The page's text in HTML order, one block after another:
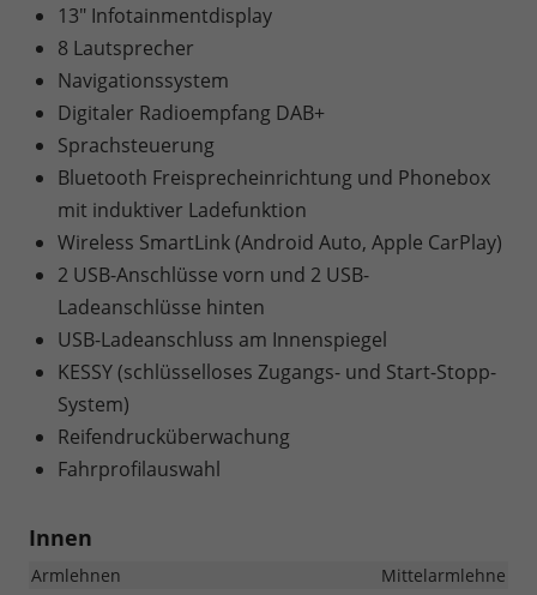
13" Infotainmentdisplay
8 Lautsprecher
Navigationssystem
Digitaler Radioempfang DAB+
Sprachsteuerung
Bluetooth Freisprecheinrichtung und Phonebox
mit induktiver Ladefunktion
Wireless SmartLink (Android Auto, Apple CarPlay)
2 USB-Anschlüsse vorn und 2 USB-
Ladeanschlüsse hinten
USB-Ladeanschluss am Innenspiegel
KESSY (schlüsselloses Zugangs- und Start-Stopp-
System)
Reifendrucküberwachung
Fahrprofilauswahl
Innen
Armlehnen
Mittelarmlehne